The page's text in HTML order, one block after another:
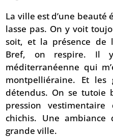
La ville est d’une beauté
lasse pas. On y voit
soit, et la présence de
Bref, on respire. Il
méditerranéenne qui
montpelliéraine. Et
détendus. On se tutoie
pression
chichis. Une
grande ville.